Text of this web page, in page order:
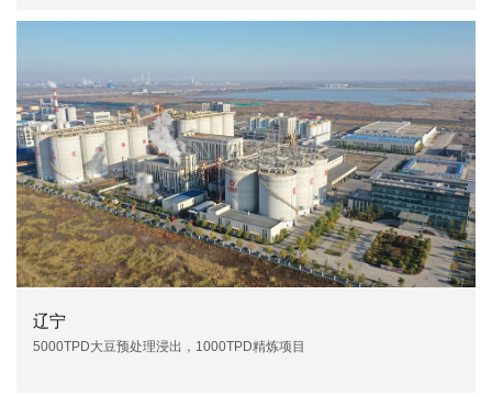
辽宁
5000TPD大豆预处理浸出，1000TPD精炼项目